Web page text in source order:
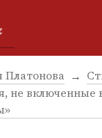
Платонова
не включенные